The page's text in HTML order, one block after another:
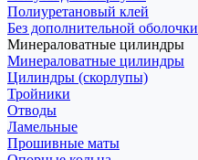
Полиуретановый клей
Без дополнительной оболочки
Минераловатные цилиндры
Минераловатные цилиндры
Цилиндры (скорлупы)
Тройники
Отводы
Ламельные
Прошивные маты